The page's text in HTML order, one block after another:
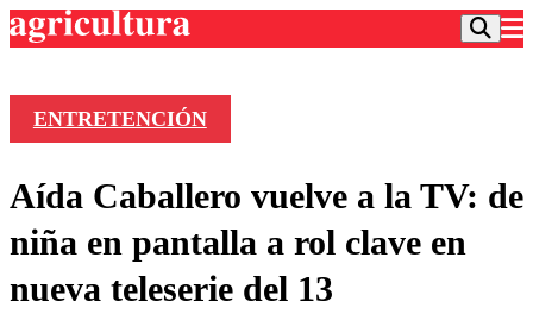
Frecuencias
Agricultura TV
Deportes
Colo Colo
Entretención
ENTRETENCIÓN
Aída Caballero vuelve a la TV: de
niña en pantalla a rol clave en
nueva teleserie del 13